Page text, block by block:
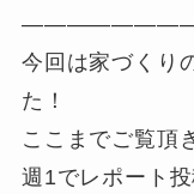
今回は家づくり
た！
ここまでご覧頂
週1でレポート